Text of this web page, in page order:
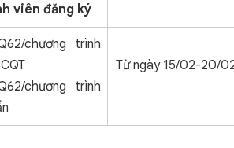
viên đăng ký
chương trình
chương trình
Từ ngày 15/02-20/